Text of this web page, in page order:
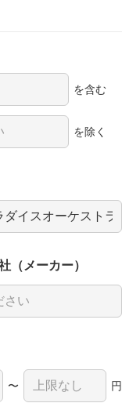
を含む
を除く
（メーカー）
〜 円